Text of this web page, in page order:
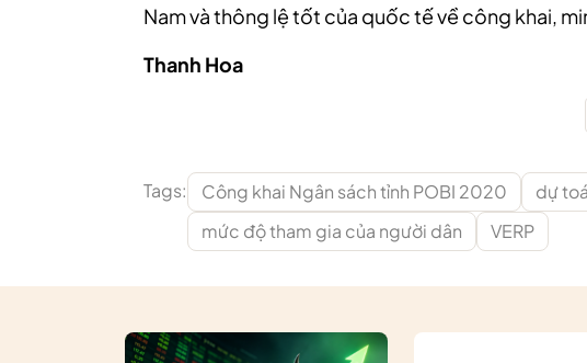
Nam và thông lệ tốt của quốc tế về công khai,
Thanh Hoa
Tags: Công khai Ngân sách tỉnh POBI 2020
dự
mức độ tham gia của người dân
VERP